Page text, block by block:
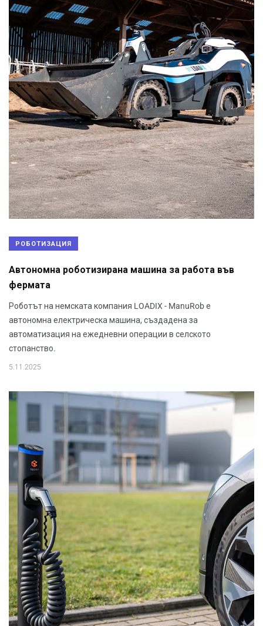
РОБОТИЗАЦИЯ
Автономна роботизирана машина за работа във
фермата
Роботът на немската компания LOADIX - ManuRob е
автономна електрическа машина, създадена за
автоматизация на ежедневни операции в селското
стопанство.
5.11.2025